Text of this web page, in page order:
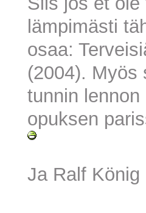
lämpimästi
osaa:
(2004). Myös
tunnin
opuksen
Ja Ralf